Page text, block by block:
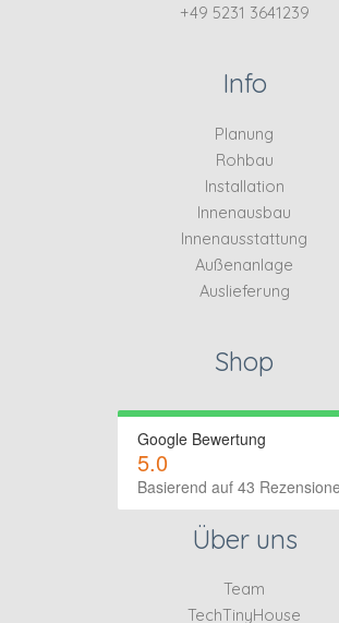
+49 5231 3641239
Info
Planung
Rohbau
Installation
Innenausbau
Innenausstattung
Außenanlage
Auslieferung
Shop
Google Bewertung
5.0
Basierend auf 43
Über uns
Team
TechTinyHouse